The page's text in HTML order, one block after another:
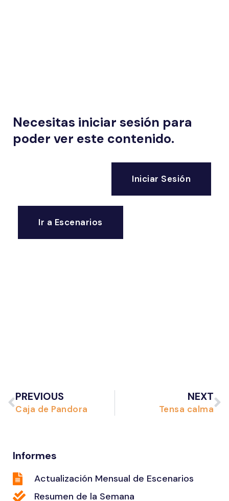
Necesitas iniciar sesión para
poder ver este contenido.
Iniciar Sesión
Ir a Escenarios
PREVIOUS
Caja de Pandora
NEXT
Tensa calma
Informes
Actualización Mensual de Escenarios
Resumen de la Semana